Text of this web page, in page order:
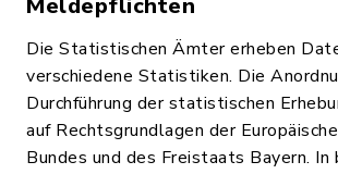
Meldepflichten
Die Statistischen Ämter erheben
verschiedene Statistiken. Die
Durchführung der statistischen
auf Rechtsgrundlagen der
Bundes und des Freistaats Bayern.